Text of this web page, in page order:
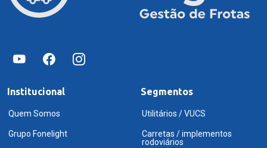
Institucional
Quem Somos
Grupo Fonelight
Segmentos
Utilitários / VUCS
Carretas / implementos
rodoviários